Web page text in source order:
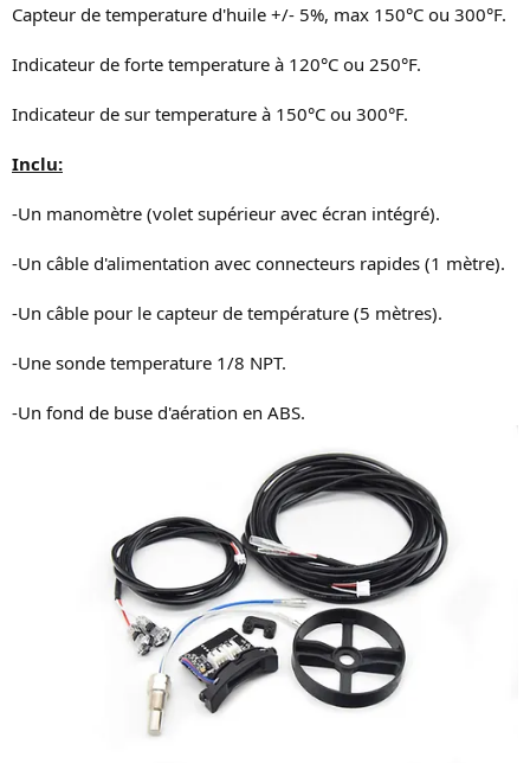
Capteur de temperature d'huile +/- 5%, max 150°C ou 300°F.
Indicateur de forte temperature à 120°C ou 250°F.
Indicateur de sur temperature à 150°C ou 300°F.
Inclu:
-Un manomètre (volet supérieur avec écran intégré).
-Un câble d'alimentation avec connecteurs rapides (1 mètre).
-Un câble pour le capteur de température (5 mètres).
-Une sonde temperature 1/8 NPT.
-Un fond de buse d'aération en ABS.